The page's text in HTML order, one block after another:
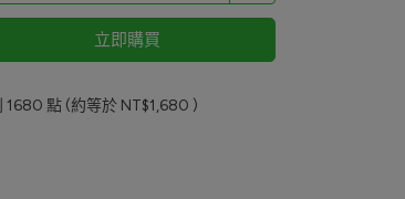
立即購買
1680 點 (約等於 NT$1,680 )